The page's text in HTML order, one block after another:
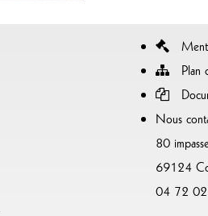
Plan
Nous
80
69124
04 72